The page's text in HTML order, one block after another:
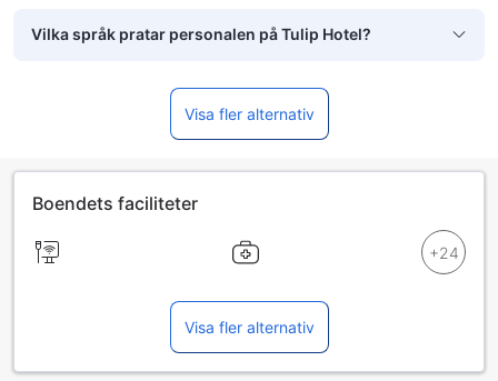
Vilka språk pratar personalen på Tulip Hotel?
Visa fler alternativ
Boendets faciliteter
Visa fler alternativ